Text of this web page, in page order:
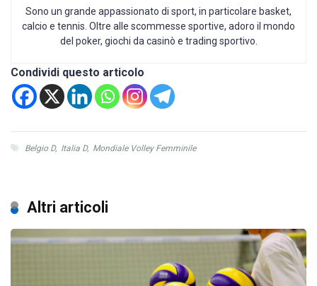
Sono un grande appassionato di sport, in particolare basket,
calcio e tennis. Oltre alle scommesse sportive, adoro il mondo
del poker, giochi da casinò e trading sportivo.
Condividi questo articolo
Belgio D, Italia D, Mondiale Volley Femminile
Altri articoli